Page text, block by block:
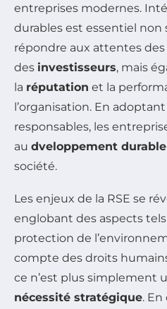
entreprises modernes.
durables est essentiel
répondre aux attentes des
des investisseurs, mais
la réputation et la
l’organisation. En
responsables, les
au dveloppement durable
société.
Les enjeux de la RSE se
englobant des aspects tels
protection de
compte des droits
ce n’est plus simplement
nécessité stratégique.